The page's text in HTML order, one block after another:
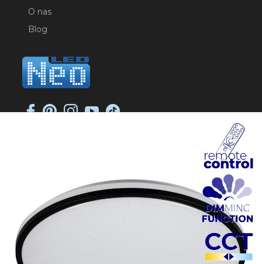
O nas
Blog
NIP: 8951925233
sklep@neoled.pl